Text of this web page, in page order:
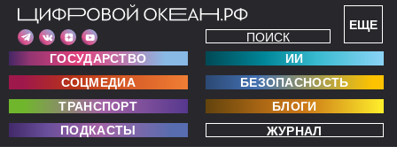
ЕЩЕ
ПОИСК
ГОСУДАРСТВО
ИИ
СОЦМЕДИА
БЕЗОПАСНОСТЬ
ТРАНСПОРТ
БЛОГИ
ПОДКАСТЫ
ЖУРНАЛ